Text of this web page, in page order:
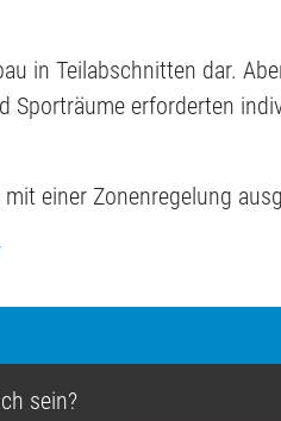
in Teilabschnitten dar.
Sporträume erforderten
einer Zonenregelung
sein?